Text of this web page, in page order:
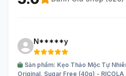
N*****y
Sản phẩm: Kẹo Thảo Mộc Tự
Original, Sugar Free (40g) - RICOLA